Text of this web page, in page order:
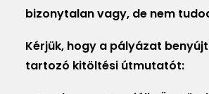
bizonytalan vagy, de nem
Kérjük, hogy a pályázat
tartozó kitöltési útmutatót: